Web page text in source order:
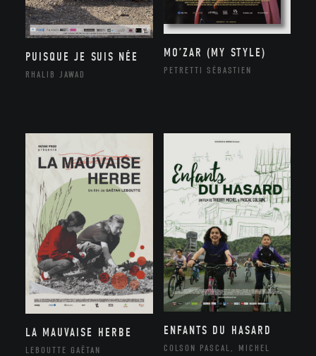
PUISQUE JE SUIS NÉE
RHALIB JAWAD
MO’ZAR (MY STYLE)
PETRETTI SÉBASTIEN
LA MAUVAISE HERBE
LEBOUTTE GAËTAN
ENFANTS DU HASARD
COLSON PASCAL, MICHEL